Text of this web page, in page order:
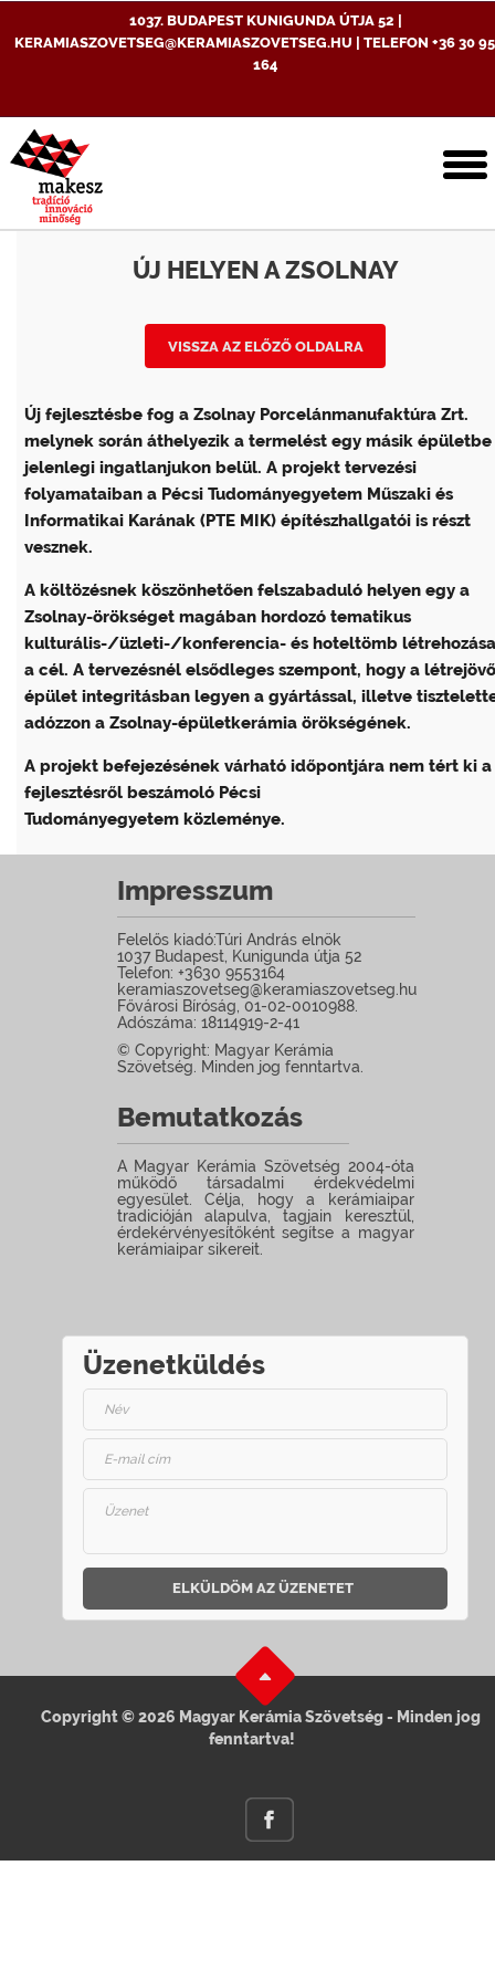
1037. BUDAPEST KUNIGUNDA ÚTJA 52 |
KERAMIASZOVETSEG@KERAMIASZOVETSEG.HU | TELEFON +36 30
164
ÚJ HELYEN A ZSOLNAY
VISSZA AZ ELŐZŐ OLDALRA
Új fejlesztésbe fog a Zsolnay Porcelánmanufaktúra Zrt.
melynek során áthelyezik a termelést egy másik épületbe
jelenlegi ingatlanjukon belül. A projekt tervezési
folyamataiban a Pécsi Tudományegyetem Műszaki és
Informatikai Karának (PTE MIK) építészhallgatói is részt
vesznek.
A költözésnek köszönhetően felszabaduló helyen egy a
Zsolnay-örökséget magában hordozó tematikus
kulturális-/üzleti-/konferencia- és hoteltömb létrehozása
a cél. A tervezésnél elsődleges szempont, hogy a létrejövő
épület integritásban legyen a gyártással, illetve
adózzon a Zsolnay-épületkerámia örökségének.
A projekt befejezésének várható időpontjára nem tért ki a
fejlesztésről beszámoló Pécsi
Tudományegyetem közleménye.
Impresszum
Felelős kiadó:Túri András elnök
1037 Budapest, Kunigunda útja 52
Telefon: +3630 9553164
keramiaszovetseg@keramiaszovetseg.hu
Fővárosi Bíróság, 01-02-0010988.
Adószáma: 18114919-2-41
© Copyright: Magyar Kerámia
Szövetség. Minden jog fenntartva.
Bemutatkozás
A Magyar Kerámia Szövetség 2004-óta
működő társadalmi érdekvédelmi
egyesület. Célja, hogy a kerámiaipar
tradicióján alapulva, tagjain keresztül,
érdekérvényesítőként segítse a magyar
kerámiaipar sikereit.
Üzenetküldés
ELKÜLDÖM AZ ÜZENETET
Copyright © 2026 Magyar Kerámia Szövetség - Minden jog
fenntartva!